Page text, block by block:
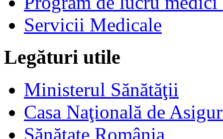
Servicii Medicale
Legături utile
Ministerul Sănătăţii
Casa Naţională de
Sănătate România